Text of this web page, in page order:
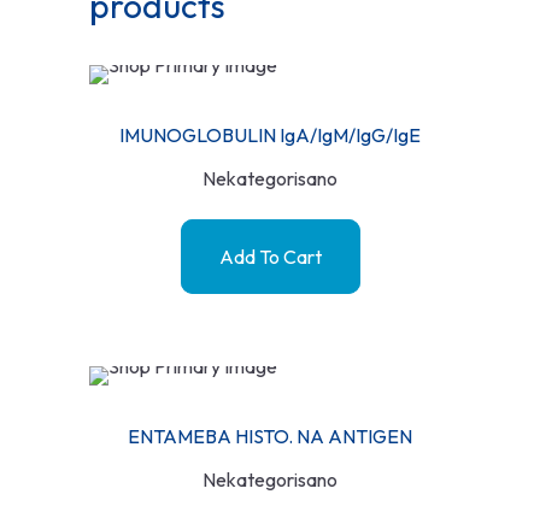
IMUNOGLOBULIN IgA/IgM/IgG/IgE
Nekategorisano
Add To Cart
ENTAMEBA HISTO. NA ANTIGEN
Nekategorisano